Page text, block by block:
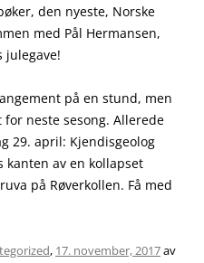
den nyeste, Norske
med Pål Hermansen,
julegave!
på en stund, men
neste sesong. Allerede
29. april: Kjendisgeolog
kanten av en kollapset
på Røverkollen. Få med
, 17. november, 2017av